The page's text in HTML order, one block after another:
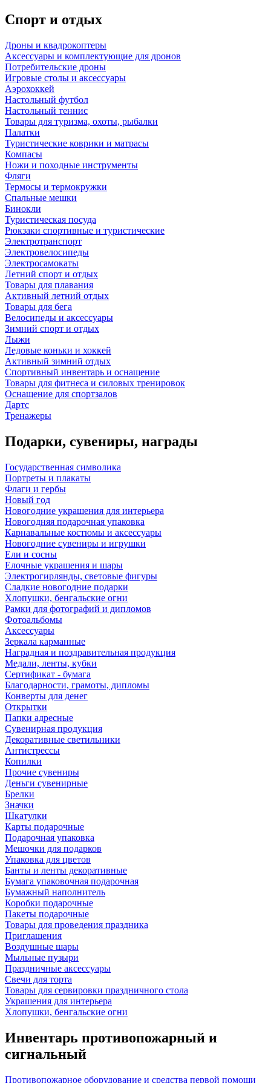
Спорт и отдых
Дроны и квадрокоптеры
Аксессуары и комплектующие для дронов
Потребительские дроны
Игровые столы и аксессуары
Аэрохоккей
Настольный футбол
Настольный теннис
Товары для туризма, охоты, рыбалки
Палатки
Туристические коврики и матрасы
Компасы
Ножи и походные инструменты
Фляги
Термосы и термокружки
Спальные мешки
Бинокли
Туристическая посуда
Рюкзаки спортивные и туристические
Электротранспорт
Электровелосипеды
Электросамокаты
Летний спорт и отдых
Товары для плавания
Активный летний отдых
Товары для бега
Велосипеды и аксессуары
Зимний спорт и отдых
Лыжи
Ледовые коньки и хоккей
Активный зимний отдых
Спортивный инвентарь и оснащение
Товары для фитнеса и силовых тренировок
Оснащение для спортзалов
Дартс
Тренажеры
Подарки, сувениры, награды
Государственная символика
Портреты и плакаты
Флаги и гербы
Новый год
Новогодние украшения для интерьера
Новогодняя подарочная упаковка
Карнавальные костюмы и аксессуары
Новогодние сувениры и игрушки
Ели и сосны
Елочные украшения и шары
Электрогирлянды, световые фигуры
Сладкие новогодние подарки
Хлопушки, бенгальские огни
Рамки для фотографий и дипломов
Фотоальбомы
Аксессуары
Зеркала карманные
Наградная и поздравительная продукция
Медали, ленты, кубки
Сертификат - бумага
Благодарности, грамоты, дипломы
Конверты для денег
Открытки
Папки адресные
Сувенирная продукция
Декоративные светильники
Антистрессы
Копилки
Прочие сувениры
Деньги сувенирные
Брелки
Значки
Шкатулки
Карты подарочные
Подарочная упаковка
Мешочки для подарков
Упаковка для цветов
Банты и ленты декоративные
Бумага упаковочная подарочная
Бумажный наполнитель
Коробки подарочные
Пакеты подарочные
Товары для проведения праздника
Приглашения
Воздушные шары
Мыльные пузыри
Праздничные аксессуары
Свечи для торта
Товары для сервировки праздничного стола
Украшения для интерьера
Хлопушки, бенгальские огни
Инвентарь противопожарный и
сигнальный
Противопожарное оборудование и средства первой помощи